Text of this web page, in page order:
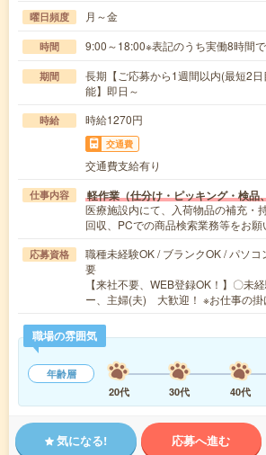
曜日頻度 月～金
時間 9:00～18:00※表記のうち実働8時間で
期間
長期【ご応募から1週間以内(最短2
能】即日～
時給 時給1270円
交通費
交通費支給有り
仕事内容 軽作業（仕分け・ピッキング・検品
医療施設内にて、入荷物品の補充・
回収、PCでの商品検索業務等をお
応募資格
職種未経験OK / ブランクOK / パソ
要
【来社不要、WEB登録OK！】〇未
ー、主婦(夫) 大歓迎！ ※お仕事の
職場の雰囲気
年齢層
20代
30代 40代
気になる! 応募へ進む